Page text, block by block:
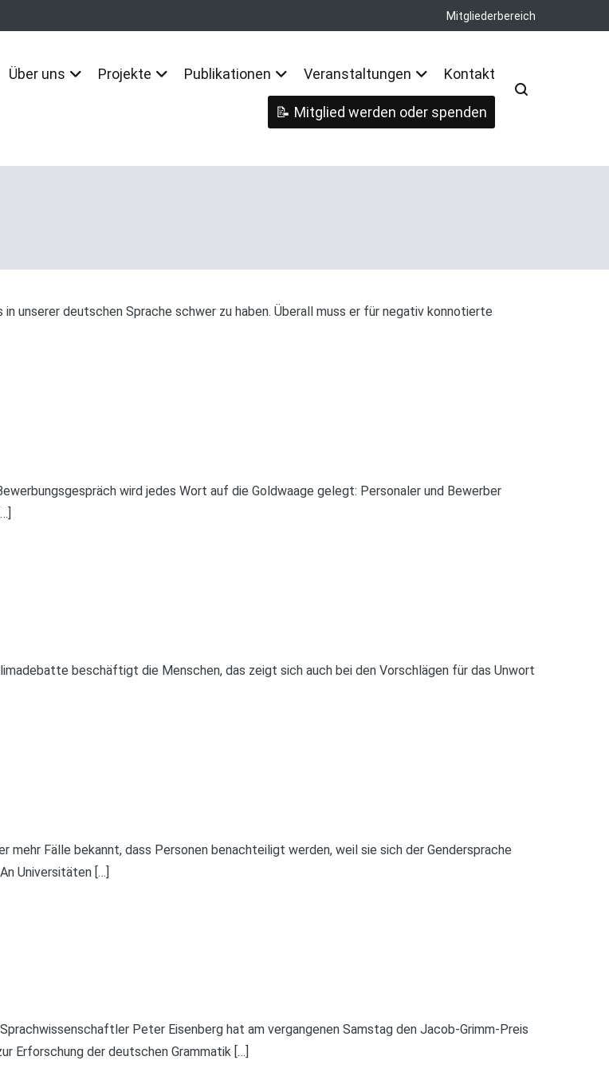
Mitgliederbereich
Über uns Projekte Publikationen Veranstaltungen Kontakt
Mitglied werden oder spenden
unserer deutschen Sprache schwer zu haben. Überall muss er für negativ konnotierte
wird jedes Wort auf die Goldwaage gelegt: Personaler und Bewerber
beschäftigt die Menschen, das zeigt sich auch bei den Vorschlägen für das Unwort
Fälle bekannt, dass Personen benachteiligt werden, weil sie sich der Gendersprache
Universitäten […]
Peter Eisenberg hat am vergangenen Samstag den Jacob-Grimm-Preis
Erforschung der deutschen Grammatik […]